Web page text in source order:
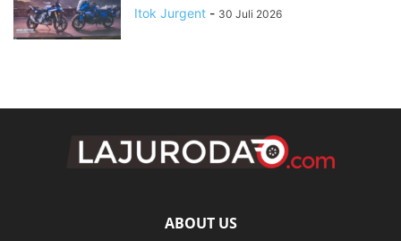
Itok Jurgent - 30 Juli 2026
ABOUT US